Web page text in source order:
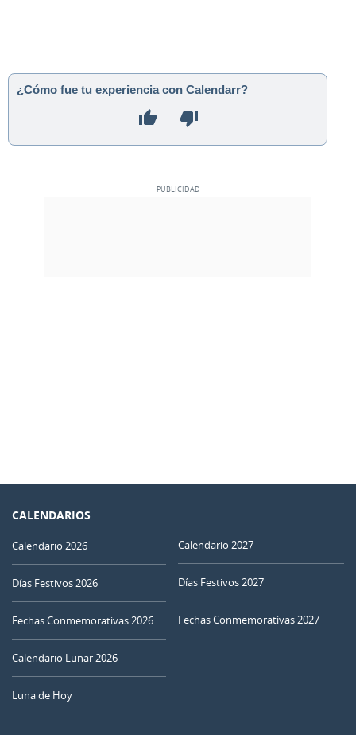
¿Cómo fue tu experiencia con Calendarr?
CALENDARIOS
Calendario 2026
Días Festivos 2026
Fechas Conmemorativas 2026
Calendario Lunar 2026
Luna de Hoy
Calendario 2027
Días Festivos 2027
Fechas Conmemorativas 2027